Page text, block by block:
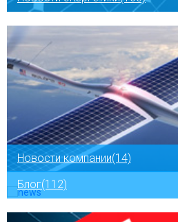
Новости компании(14)
Блог(112)